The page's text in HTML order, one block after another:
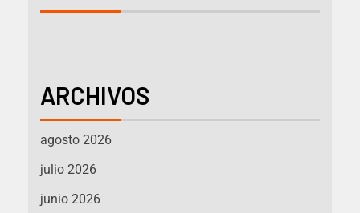
ARCHIVOS
agosto 2026
julio 2026
junio 2026